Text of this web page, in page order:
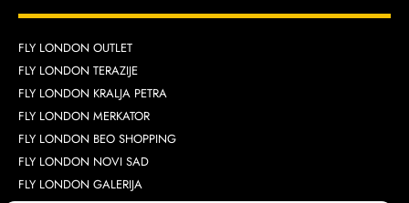
FLY LONDON OUTLET
FLY LONDON TERAZIJE
FLY LONDON KRALJA PETRA
FLY LONDON MERKATOR
FLY LONDON BEO SHOPPING
FLY LONDON NOVI SAD
FLY LONDON GALERIJA